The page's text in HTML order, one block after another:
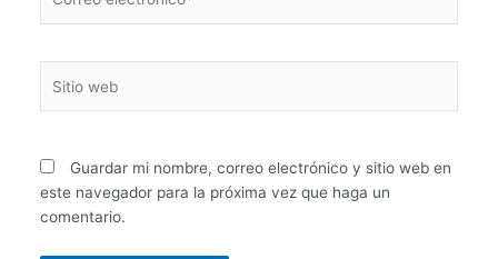
electrónico*
web
Guardar mi nombre, correo electrónico y sitio web en
este navegador para la próxima vez que haga un
comentario.